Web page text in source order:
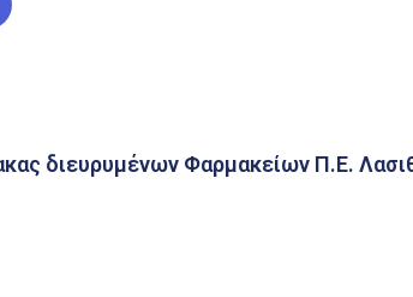
διευρυμένων Φαρμακείων Π.Ε.